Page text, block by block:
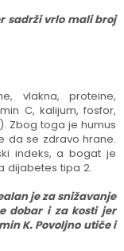
sadrži vrlo mali broj
vlakna, proteine,
C, kalijum, fosfor,
Zbog toga je humus
da se zdravo hrane.
indeks, a bogat je
dijabetes tipa 2.
je za snižavanje
dobar i za kosti jer
K. Povoljno utiče i